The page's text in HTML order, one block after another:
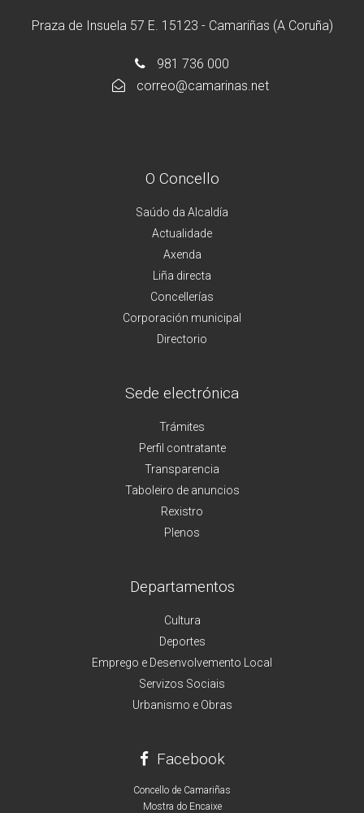
Praza de Insuela 57 E. 15123 - Camariñas (A Coruña)
981 736 000
correo@camarinas.net
O Concello
Saúdo da Alcaldía
Actualidade
Axenda
Liña directa
Concellerías
Corporación municipal
Directorio
Sede electrónica
Trámites
Perfil contratante
Transparencia
Taboleiro de anuncios
Rexistro
Plenos
Departamentos
Cultura
Deportes
Emprego e Desenvolvemento Local
Servizos Sociais
Urbanismo e Obras
Facebook
Concello de Camariñas
Mostra do Encaixe